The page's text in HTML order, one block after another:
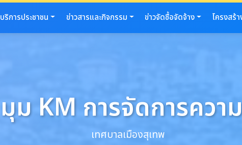
บริการประชาชน ข่าวสารและกิจกรรม ข่าวจัดซื้อจัดจ้าง โครงสร้
มุม KM การจัดการควา
เทศบาลเมืองสุเทพ